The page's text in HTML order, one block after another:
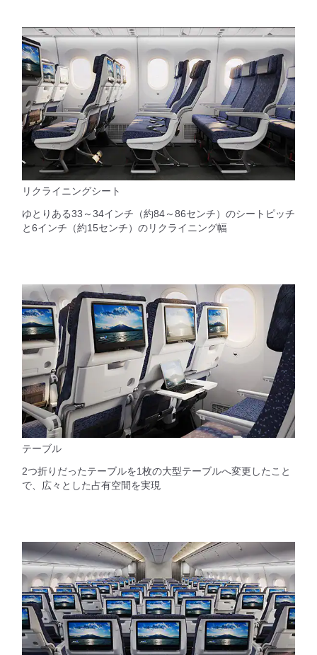
リクライニングシート
ゆとりある33～34インチ（約84～86センチ）のシートピッチ
と6インチ（約15センチ）のリクライニング幅
テーブル
2つ折りだったテーブルを1枚の大型テーブルへ変更したこと
で、広々とした占有空間を実現